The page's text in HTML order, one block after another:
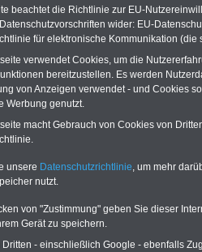
Alimentation: hohe Nachzahlung für
hat die Berliner
(Berlin muss bisMärz 2027 eine
Auch beim Bund (Beamte &
(Medienberichten zufolge
Broschüre heraus (unmittelbar nach
>>>
Zehn OnlineBücher
beachtet die Richtlinie zur EU-
wider: EU-
für elektronische Kommunikation
verwendet Cookies, um die
bereitzustellen. Es werden
von Anzeigen verwendet - und Cookies
Werbung genutzt.
macht Gebrauch von Cookies von
unsere Datenschutzrichtlinie, um mehr
nutzt.
von "Zustimmung" geben Sie dieser
Gerät zu speichern.
- einschließlich Google - ebenfalls